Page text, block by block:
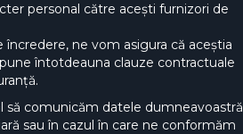
personal către acești furnizori de
ne vom asigura că aceștia
întotdeauna clauze contractuale
comunicăm datele dumneavoastră
sau în cazul în care ne conformăm